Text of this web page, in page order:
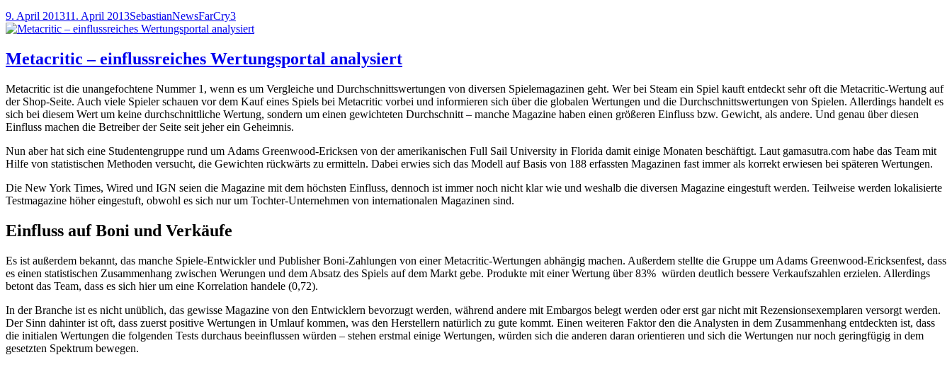
Veröffentlicht
am
9. April 201311. April 2013Autor
SebastianKategorien
NewsSchlagwörter
FarCry3
Metacritic – einflussreiches Wertungsportal analysiert
Metacritic ist die unangefochtene Nummer 1, wenn es um Vergleiche und Durchschnittswertungen von diversen Spielemagazinen geht. Wer bei Steam ein Spiel kauft entdeckt sehr oft die Metacritic-Wertung auf
der Shop-Seite. Auch viele Spieler schauen vor dem Kauf eines Spiels bei Metacritic vorbei und informieren sich über die globalen Wertungen und die Durchschnittswertungen von Spielen. Allerdings handelt es
sich bei diesem Wert um keine durchschnittliche Wertung, sondern um einen gewichteten Durchschnitt – manche Magazine haben einen größeren Einfluss bzw. Gewicht, als andere. Und genau über diesen
Einfluss machen die Betreiber der Seite seit jeher ein Geheimnis.
Nun aber hat sich eine Studentengruppe rund um Adams Greenwood-Ericksen von der amerikanischen Full Sail University in Florida damit einige Monaten beschäftigt. Laut gamasutra.com habe das Team mit
Hilfe von statistischen Methoden versucht, die Gewichten rückwärts zu ermitteln. Dabei erwies sich das Modell auf Basis von 188 erfassten Magazinen fast immer als korrekt erwiesen bei späteren Wertungen.
Die New York Times, Wired und IGN seien die Magazine mit dem höchsten Einfluss, dennoch ist immer noch nicht klar wie und weshalb die diversen Magazine eingestuft werden. Teilweise werden lokalisierte
Testmagazine höher eingestuft, obwohl es sich nur um Tochter-Unternehmen von internationalen Magazinen sind.
Einfluss auf Boni und Verkäufe
Es ist außerdem bekannt, das manche Spiele-Entwickler und Publisher Boni-Zahlungen von einer Metacritic-Wertungen abhängig machen. Außerdem stellte die Gruppe um Adams Greenwood-Ericksenfest, dass
es einen statistischen Zusammenhang zwischen Werungen und dem Absatz des Spiels auf dem Markt gebe. Produkte mit einer Wertung über 83% würden deutlich bessere Verkaufszahlen erzielen. Allerdings
betont das Team, dass es sich hier um eine Korrelation handele (0,72).
In der Branche ist es nicht unüblich, das gewisse Magazine von den Entwicklern bevorzugt werden, während andere mit Embargos belegt werden oder erst gar nicht mit Rezensionsexemplaren versorgt werden.
Der Sinn dahinter ist oft, dass zuerst positive Wertungen in Umlauf kommen, was den Herstellern natürlich zu gute kommt. Einen weiteren Faktor den die Analysten in dem Zusammenhang entdeckten ist, dass
die initialen Wertungen die folgenden Tests durchaus beeinflussen würden – stehen erstmal einige Wertungen, würden sich die anderen daran orientieren und sich die Wertungen nur noch geringfügig in dem
gesetzten Spektrum bewegen.